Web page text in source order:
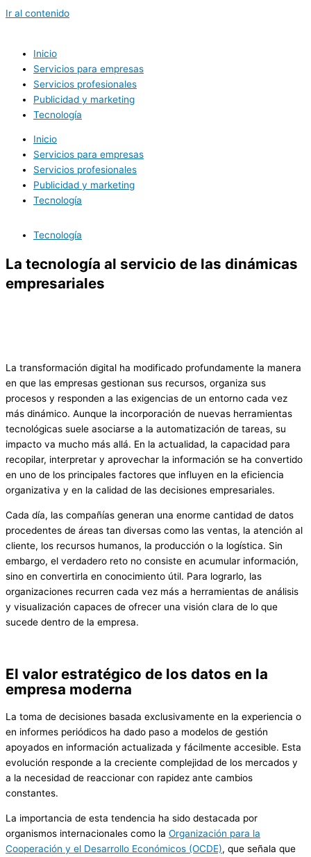
Ir al contenido
Inicio
Servicios para empresas
Servicios profesionales
Publicidad y marketing
Tecnología
Inicio
Servicios para empresas
Servicios profesionales
Publicidad y marketing
Tecnología
Tecnología
La tecnología al servicio de las dinámicas
empresariales
La transformación digital ha modificado profundamente la manera
en que las empresas gestionan sus recursos, organiza sus
procesos y responden a las exigencias de un entorno cada vez
más dinámico. Aunque la incorporación de nuevas herramientas
tecnológicas suele asociarse a la automatización de tareas, su
impacto va mucho más allá. En la actualidad, la capacidad para
recopilar, interpretar y aprovechar la información se ha convertido
en uno de los principales factores que influyen en la eficiencia
organizativa y en la calidad de las decisiones empresariales.
Cada día, las compañías generan una enorme cantidad de datos
procedentes de áreas tan diversas como las ventas, la atención al
cliente, los recursos humanos, la producción o la logística. Sin
embargo, el verdadero reto no consiste en acumular información,
sino en convertirla en conocimiento útil. Para lograrlo, las
organizaciones recurren cada vez más a herramientas de análisis
y visualización capaces de ofrecer una visión clara de lo que
sucede dentro de la empresa.
El valor estratégico de los datos en la
empresa moderna
La toma de decisiones basada exclusivamente en la experiencia o
en informes periódicos ha dado paso a modelos de gestión
apoyados en información actualizada y fácilmente accesible. Esta
evolución responde a la creciente complejidad de los mercados y
a la necesidad de reaccionar con rapidez ante cambios
constantes.
La importancia de esta tendencia ha sido destacada por
organismos internacionales como la Organización para la
Cooperación y el Desarrollo Económicos (OCDE), que señala que